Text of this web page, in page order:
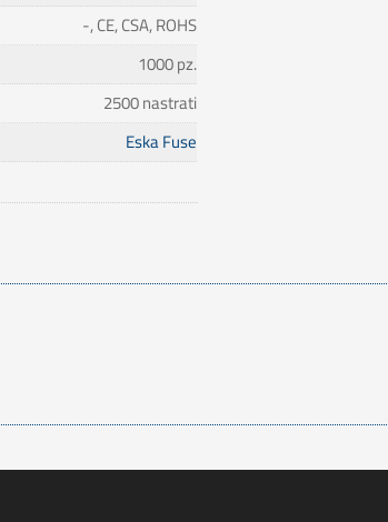
-, CE, CSA, ROHS
1000 pz.
2500 nastrati
Eska Fuse